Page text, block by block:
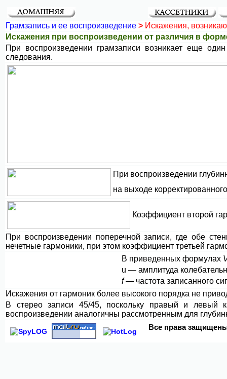
Грамзапись и ее воспроизведение > Искажения,
Искажения при воспроизведении от различия в
При воспроизведении грамзаписи возникает еще
следования.
При воспроизведении
на выходе
Коэффициент второй
При воспроизведении поперечной записи, где обе
нечетные гармоники, при этом коэффициент третьей
В приведенных формулах
u — амплитуда
f— частота записанного
Искажения от гармоник более высокого порядка не
В стерео записи 45/45, поскольку правый и левый
воспроизведении аналогичны рассмотренным для
Все правазащищены